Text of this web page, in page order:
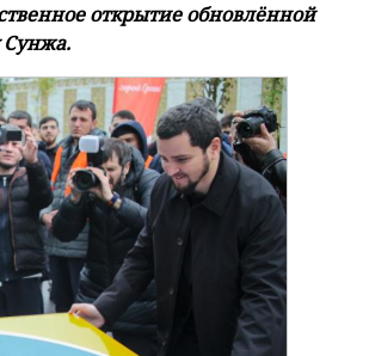
открытие обновлённой
Сунжа.